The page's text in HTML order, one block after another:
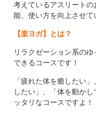
考えているアスリート
能、使い方を向上させて
【楽ヨガ】とは？
リラクゼーション系の
できるコースです！
「疲れた体を癒したい
したい」、「体を動か
ッタリなコースですよ！